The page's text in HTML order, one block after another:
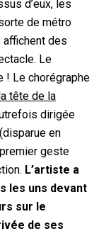
d’eux, les
de métro
affichent des
Le
! Le chorégraphe
tête de la
dirigée
en
geste
L’artiste a
les uns devant
sur le
de ses